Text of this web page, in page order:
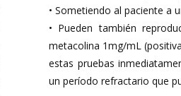
• Sometiendo al paciente a
• Pueden también
metacolina 1mg/mL
estas pruebas
un período refractario que